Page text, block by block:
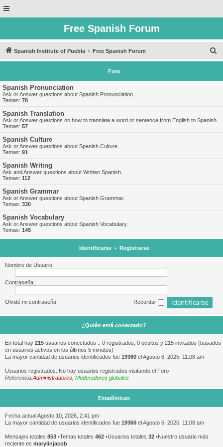
Free Spanish Forum
Spanish Institute of Puebla Free Spanish Forum
u
Foro
Spanish Pronunciation
Ask or Answer questions about Spanish Pronunciation.
Temas: 78
Spanish Translation
Ask or Answer questions on how to translate a word or sentence from English to Spanish.
Temas: 57
Spanish Culture
Ask or Answer questions about Spanish Culture.
Temas: 91
Spanish Writing
Ask and Answer questions about Written Spanish.
Temas: 112
Spanish Grammar
Ask or Answer questions about Spanish Grammar.
Temas: 330
Spanish Vocabulary
Ask or Answer questions about Spanish Vocabulary.
Temas: 145
Identificarse• Registrarse
Nombre de Usuario:
Contraseña:
Olvidé mi contraseña Recordar
¿Quién está conectado?
En total hay 215 usuarios conectados :: 0 registrados, 0 ocultos y 215 invitados (basados
en usuarios activos en los últimos 5 minutos)
La mayor cantidad de usuarios identificados fue 19360 el Agosto 6, 2025, 11:08 am
Usuarios registrados: No hay usuarios registrados visitando el Foro
Referencia:Administradores Moderadores globales
Estadísticas
Fecha actual Agosto 10, 2026, 2:41 pm
La mayor cantidad de usuarios identificados fue 19360 el Agosto 6, 2025, 11:08 am
Mensajes totales 853 •Temas totales 462 •Usuarios totales 32 •Nuestro usuario más
reciente es marylinjacob